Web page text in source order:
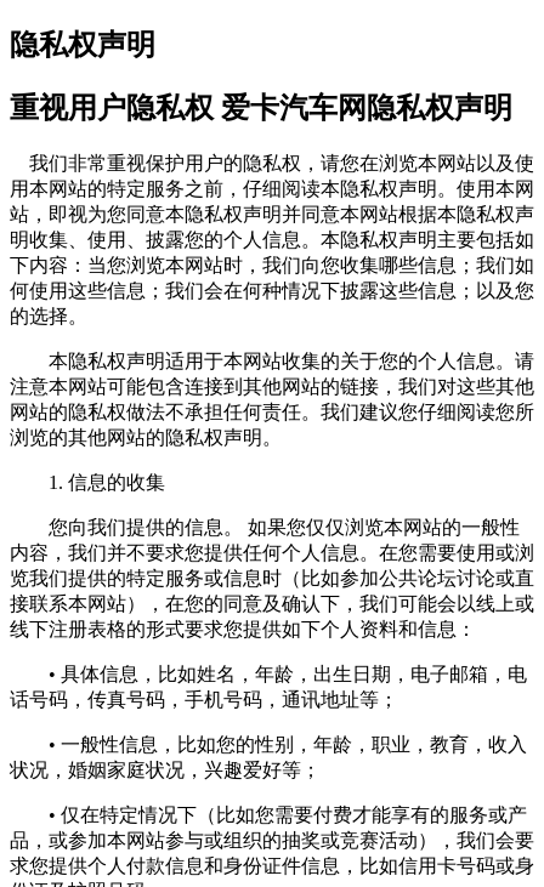
隐私权声明
重视用户隐私权 爱卡汽车网隐私权声明
我们非常重视保护用户的隐私权，请您在浏览本网站以及使
用本网站的特定服务之前，仔细阅读本隐私权声明。使用本网
站，即视为您同意本隐私权声明并同意本网站根据本隐私权声
明收集、使用、披露您的个人信息。本隐私权声明主要包括如
下内容：当您浏览本网站时，我们向您收集哪些信息；我们如
何使用这些信息；我们会在何种情况下披露这些信息；以及您
的选择。
本隐私权声明适用于本网站收集的关于您的个人信息。请
注意本网站可能包含连接到其他网站的链接，我们对这些其他
网站的隐私权做法不承担任何责任。我们建议您仔细阅读您所
浏览的其他网站的隐私权声明。
1. 信息的收集
您向我们提供的信息。 如果您仅仅浏览本网站的一般性
内容，我们并不要求您提供任何个人信息。在您需要使用或浏
览我们提供的特定服务或信息时（比如参加公共论坛讨论或直
接联系本网站），在您的同意及确认下，我们可能会以线上或
线下注册表格的形式要求您提供如下个人资料和信息：
• 具体信息，比如姓名，年龄，出生日期，电子邮箱，电
话号码，传真号码，手机号码，通讯地址等；
• 一般性信息，比如您的性别，年龄，职业，教育，收入
状况，婚姻家庭状况，兴趣爱好等；
• 仅在特定情况下（比如您需要付费才能享有的服务或产
品，或参加本网站参与或组织的抽奖或竞赛活动），我们会要
求您提供个人付款信息和身份证件信息，比如信用卡号码或身